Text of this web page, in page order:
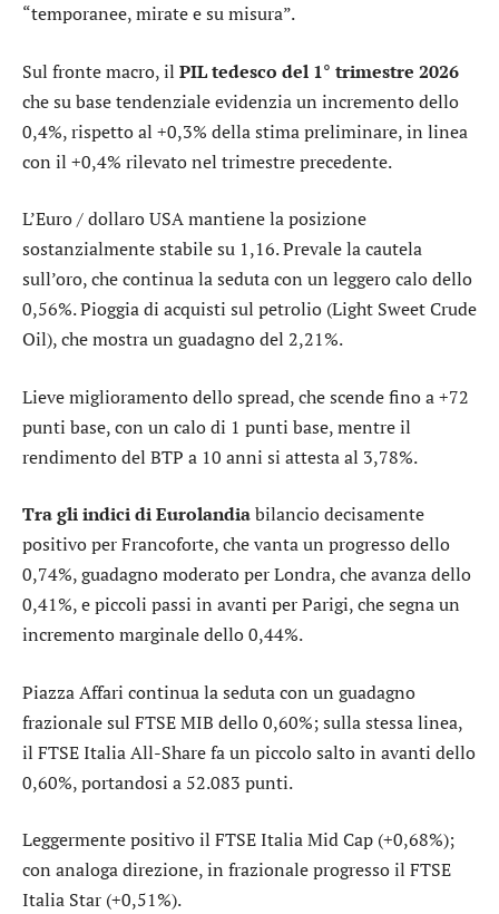
“temporanee, mirate e su misura”.
Sul fronte macro, il PIL tedesco del 1° trimestre 2026
che su base tendenziale evidenzia un incremento dello
0,4%, rispetto al +0,3% della stima preliminare, in linea
con il +0,4% rilevato nel trimestre precedente.
L’Euro / dollaro USAmantiene la posizione
sostanzialmente stabile su 1,16. Prevale la cautela
sull’oro, che continua la seduta con un leggero calo dello
0,56%. Pioggia di acquisti sul petrolio (Light Sweet Crude
Oil), che mostra un guadagno del 2,21%.
Lieve miglioramento dellospread, che scende fino a +72
punti base, con un calo di 1 punti base, mentre il
rendimento del BTP a 10 anni si attesta al 3,78%.
Tra gli indici di Eurolandiabilancio decisamente
positivo perFrancoforte, che vanta un progresso dello
0,74%, guadagno moderato perLondra, che avanza dello
0,41%, e piccoli passi in avanti perParigi, che segna un
incremento marginale dello 0,44%.
Piazza Affari continua la seduta con un guadagno
frazionale sul FTSE MIB dello 0,60%; sulla stessa linea,
il FTSE Italia All-Sharefa un piccolo salto in avanti dello
0,60%, portandosi a 52.083 punti.
Leggermente positivo il FTSE Italia Mid Cap (+0,68%);
con analoga direzione, in frazionale progresso il FTSE
Italia Star (+0,51%).